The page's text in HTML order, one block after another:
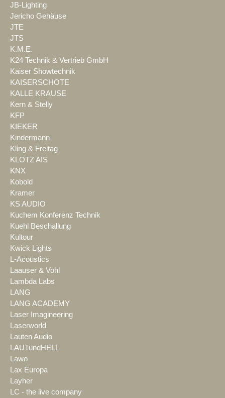
JB-Lighting
Jericho Gehäuse
JTE
JTS
K.M.E.
K24 Technik & Vertrieb GmbH
Kaiser Showtechnik
KAISERSCHOTE
KALLE KRAUSE
Kern & Stelly
KFP
KIEKER
Kindermann
Kling & Freitag
KLOTZ AIS
KNX
Kobold
Kramer
KS AUDIO
Kuchem Konferenz Technik
Kuehl Beschallung
Kultour
Kwick Lights
L-Acoustics
Laauser & Vohl
Lambda Labs
LANG
LANG ACADEMY
Laser Imagineering
Laserworld
Lauten Audio
LAUTundHELL
Lawo
Lax Europa
Layher
LC - the live company